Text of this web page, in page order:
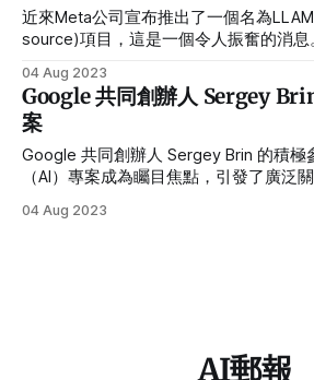
近來Meta公司宣布推出了一個名為
source)項目，這是一個令人振奮的消
展，並為全球科技界帶來更多創新與突破。 LLAMA 2是
源的語言模型，它是前代LLAMA的升級
自然語言處理（NLP）領域，其目標是
人類的語言和語境。 LLAMA 2將開源代碼公開，這將促進全球
科學家和開發者共同參與，從而更快速
一步展示了其對於NLP領域的承諾。這
術細節尚未完全揭曉，但Meta表示將會
04 Aug 2023
Google 共同創辦人 Sergey
案
Google 共同創辦人 Sergey Brin 的積極
（AI）專案成為矚目焦點，引發了廣泛
來深遠影響。起因是源自於微軟計劃將
04 Aug 2023
AI郵報